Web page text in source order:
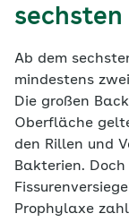
Ab dem
mindestens
Die großen
Oberfläche
den Rillen und
Bakterien.
Prophylaxe